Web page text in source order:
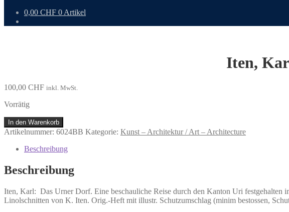
0,00 CHF 0 Artikel
Iten,
100,00 CHF inkl. MwSt.
Vorrätig
Iten,
Karl:
Urner
Menge
In den Warenkorb
Artikelnummer: 6024BB Kategorie: Kunst – Architektur / Art – Architecture
Beschreibung
Beschreibung
Iten, Karl: Das Urner Dorf. Eine beschauliche Reise durch den Kanton Uri
Linolschnitten von K. Iten. Orig.-Heft mit illustr. Schutzumschlag (minim bestossen,